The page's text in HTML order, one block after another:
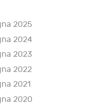
2025
2024
2023
2022
2021
2020